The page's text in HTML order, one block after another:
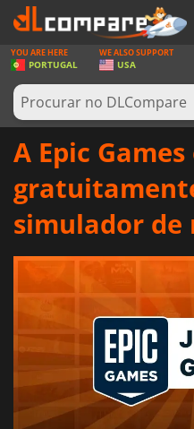
JOGOS
GAME CARDS
SOFTWARE
REWARDS
HARDWARE
ENTRAR OU REGISTAR
YOU ARE HERE
PORTUGAL
WE ALSO SUPPORT
USA
A Epic
simulador de